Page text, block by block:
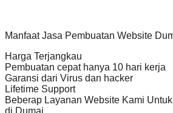
Manfaat Jasa Pembuatan Website
Harga Terjangkau
Pembuatan cepat hanya 10 hari kerja
Garansi dari Virus dan hacker
Lifetime Support
Beberap Layanan Website Kami
di Dumai